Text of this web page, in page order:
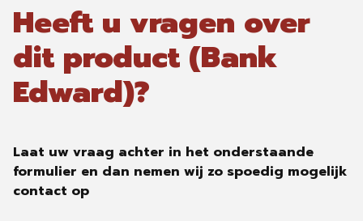
Heeft u vragen over
dit product (Bank
Edward)?
Laat uw vraag achter in het onderstaande
formulier en dan nemen wij zo spoedig mogelijk
contact op